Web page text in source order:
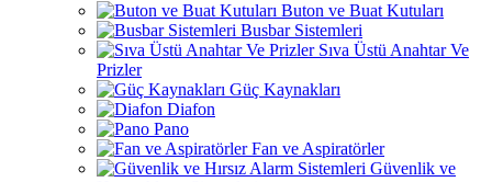
Buton ve Buat Kutuları
Busbar Sistemleri
Sıva Üstü Anahtar Ve
Prizler
Güç Kaynakları
Diafon
Pano
Fan ve Aspiratörler
Güvenlik ve